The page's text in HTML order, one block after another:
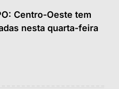
Centro-Oeste tem
nesta quarta-feira